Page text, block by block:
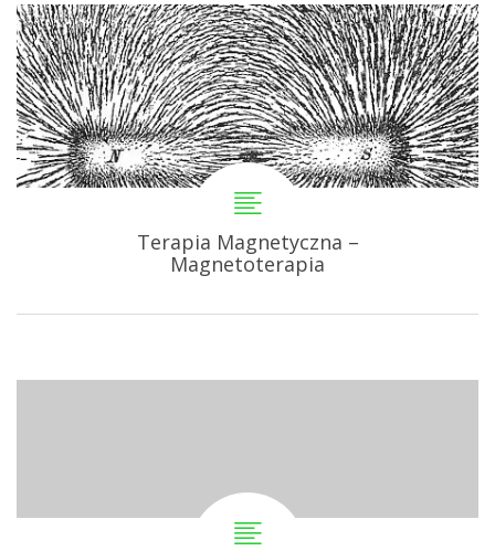
Terapia Magnetyczna –
Magnetoterapia